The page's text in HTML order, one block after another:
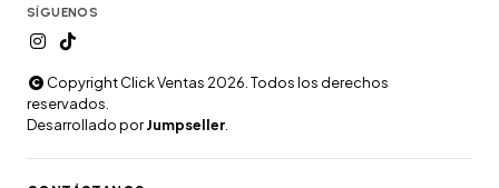
SÍGUENOS
Copyright Click Ventas 2026. Todos los derechos
reservados.
Desarrollado porJumpseller